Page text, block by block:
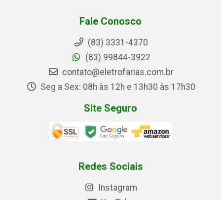
Fale Conosco
(83) 3331-4370
(83) 99844-3922
contato@eletrofarias.com.br
Seg a Sex: 08h às 12h e 13h30 às 17h30
Site Seguro
Redes Sociais
Instagram